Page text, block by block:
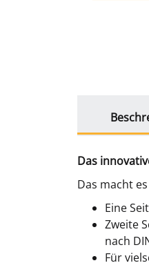
Das
Das macht
Eine
Zweite
nach
Für